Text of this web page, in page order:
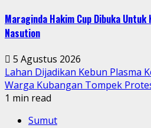
Maraginda Hakim Cup Dibuka Untuk
Nasution
5 Agustus 2026
Lahan Dijadikan Kebun Plasma
Warga Kubangan Tompek
1 min read
Sumut